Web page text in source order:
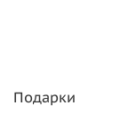
Подарки